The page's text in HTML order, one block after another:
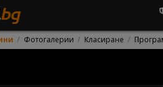
Фотогалерии Класиране